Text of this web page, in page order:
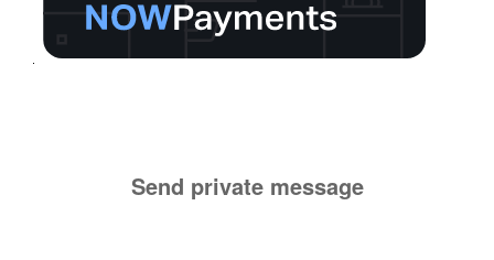
Send private message